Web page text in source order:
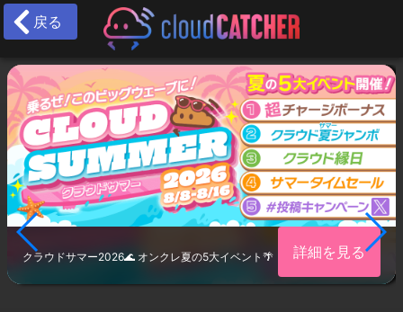
戻る
クラウドサマー2026🌊 オンクレ夏の5大イベント🌴 詳細を見る